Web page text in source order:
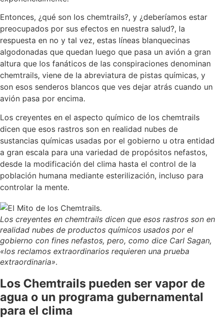
Entonces, ¿qué son los chemtrails?, y ¿deberíamos estar
preocupados por sus efectos en nuestra salud?, la
respuesta en no y tal vez, estas líneas blanquecinas
algodonadas que quedan luego que pasa un avión a gran
altura que los fanáticos de las conspiraciones denominan
chemtrails, viene de la abreviatura de pistas químicas, y
son esos senderos blancos que ves dejar atrás cuando un
avión pasa por encima.
Los creyentes en el aspecto químico de los chemtrails
dicen que esos rastros son en realidad nubes de
sustancias químicas usadas por el gobierno u otra entidad
a gran escala para una variedad de propósitos nefastos,
desde la modificación del clima hasta el control de la
población humana mediante esterilización, incluso para
controlar la mente.
Los creyentes en chemtrails dicen que esos rastros son en
realidad nubes de productos químicos usados por el
gobierno con fines nefastos, pero, como dice Carl Sagan,
«los reclamos extraordinarios requieren una prueba
extraordinaria».
Los Chemtrails pueden ser vapor de
agua o un programa gubernamental
para el clima